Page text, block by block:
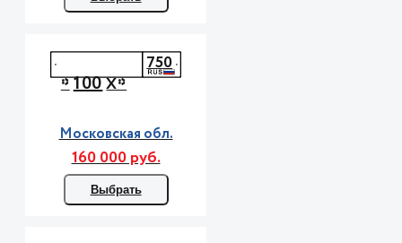
*100Х*
750
Московская обл.
160 000 руб.
Выбрать